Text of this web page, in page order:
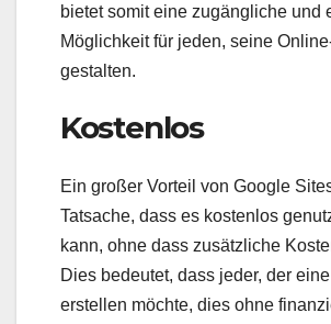
bietet somit eine zugängliche und
Möglichkeit für jeden, seine
gestalten.
Kostenlos
Ein großer Vorteil von Google
Tatsache, dass es kostenlos
kann, ohne dass zusätzliche
Dies bedeutet, dass jeder, der
erstellen möchte, dies ohne